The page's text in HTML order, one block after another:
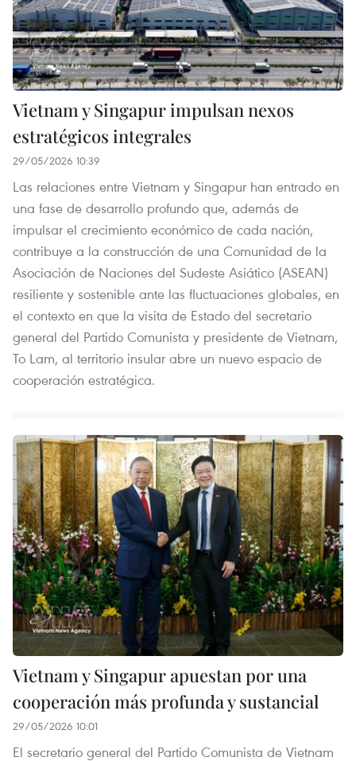
Vietnam y Singapur impulsan nexos
estratégicos integrales
29/05/2026 10:39
Las relaciones entre Vietnam y Singapur han entrado en
una fase de desarrollo profundo que, además de
impulsar el crecimiento económico de cada nación,
contribuye a la construcción de una Comunidad de la
Asociación de Naciones del Sudeste Asiático (ASEAN)
resiliente y sostenible ante las fluctuaciones globales, en
el contexto en que la visita de Estado del secretario
general del Partido Comunista y presidente de Vietnam,
To Lam, al territorio insular abre un nuevo espacio de
cooperación estratégica.
Vietnam y Singapur apuestan por una
cooperación más profunda y sustancial
29/05/2026 10:01
El secretario general del Partido Comunista de Vietnam